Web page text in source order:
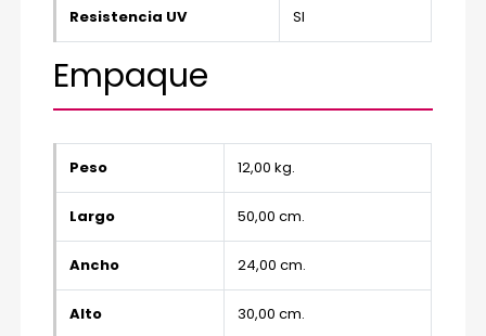
Resistencia UV SI
Empaque
Peso 12,00 kg.
Largo 50,00 cm.
Ancho 24,00 cm.
Alto 30,00 cm.